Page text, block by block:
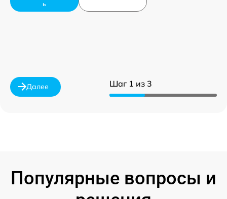
Шаг 1 из 3
ь
Далее
Популярные вопросы и